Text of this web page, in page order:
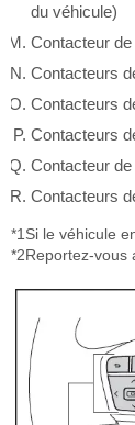
du véhicule)
Contacteur
Contacteurs
Contacteurs
Contacteurs
Contacteur
Contacteurs
*1Si le véhicule
*2Reportez-vous